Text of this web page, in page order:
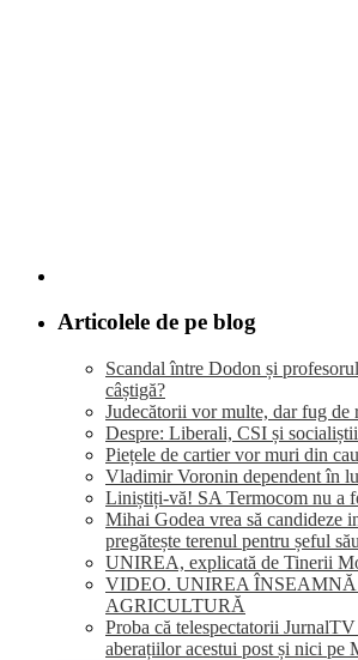
Articolele de pe blog
Scandal între Dodon și
câștigă?
Judecătorii vor multe, dar fug de
Despre: Liberali, CSI și
Piețele de cartier vor muri din
Vladimir Voronin dependent în
Liniștiți-vă! SA Termocom nu a
Mihai Godea vrea să candideze
pregătește terenul pentru șeful
UNIREA, explicată de Tinerii
VIDEO. UNIREA
AGRICULTURĂ
Proba că telespectatorii
aberațiilor acestui post și nici pe